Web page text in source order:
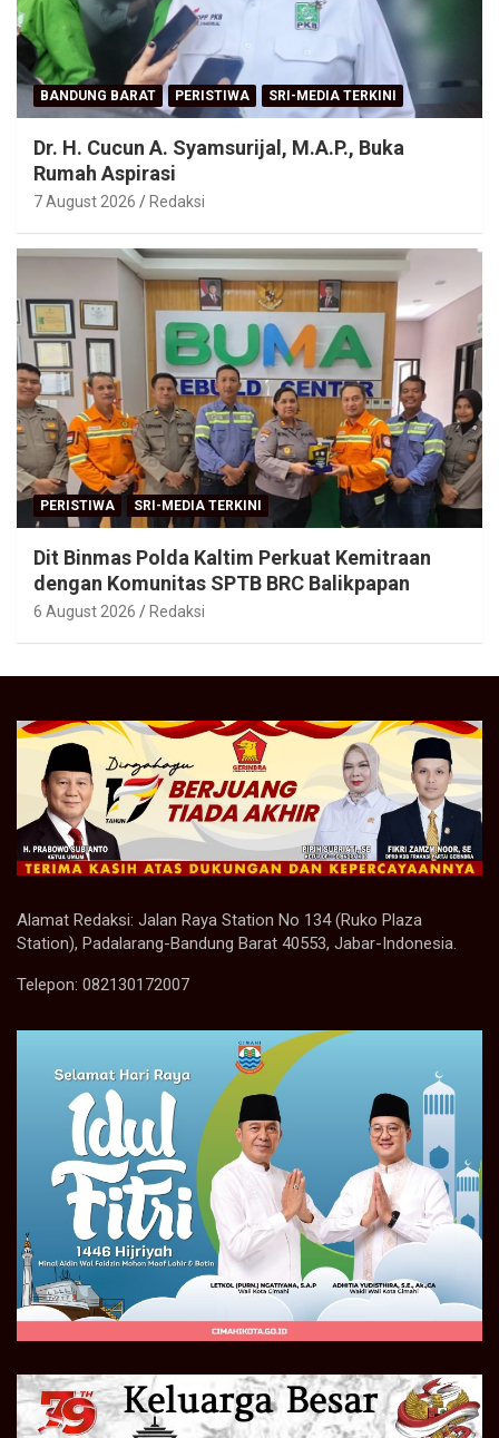
BANDUNG BARAT PERISTIWA SRI-MEDIA TERKINI
Dr. H. Cucun A. Syamsurijal, M.A.P., Buka
Rumah Aspirasi
7 August 2026 Redaksi
PERISTIWA SRI-MEDIA TERKINI
Dit Binmas Polda Kaltim Perkuat Kemitraan
dengan Komunitas SPTB BRC Balikpapan
6 August 2026 Redaksi
Alamat Redaksi: Jalan Raya Station No 134 (Ruko Plaza
Station), Padalarang-Bandung Barat 40553, Jabar-Indonesia.
Telepon: 082130172007